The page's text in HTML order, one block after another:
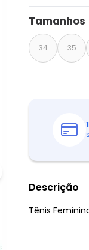
Tamanhos
34 35
Descrição
Tênis